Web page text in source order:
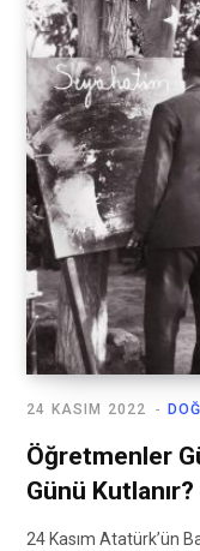
24 KASIM 2022
Öğretmenler
Günü Kutlanır?
24 Kasım Atatürk’ün